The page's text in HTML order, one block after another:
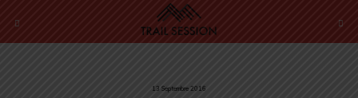
13 Septembre 2016